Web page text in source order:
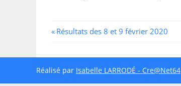
Navigation
de
l’article
Previous
Résultats des 8 et 9 février 2020
Réalisé par Isabelle LARRODÉ - Cre@Net64